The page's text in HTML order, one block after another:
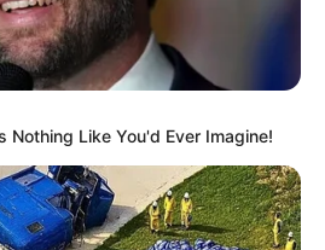
Nothing Like You'd Ever Imagine!